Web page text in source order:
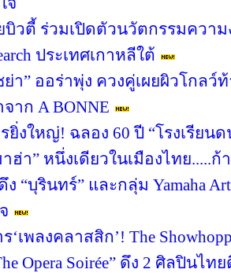
บิวตี้ ร่วมเปิดตัวนวัตกรรมควา
ประเทศเกาหลีใต้
ย่า” ออร่าพุ่ง ควงคู่เผยผิวโกล
าก A BONNE
ยิ่งใหญ่! ฉลอง 60 ปี “โรงเรีย
ฮ่า” หนึ่งเดียวในเมืองไทย.....ก้
ง “บุรินทร์” และกลุ่ม Yamaha
‘เพลงคลาสสิก’! The
Opera Soirée” ดึง 2 ศิลปินไ